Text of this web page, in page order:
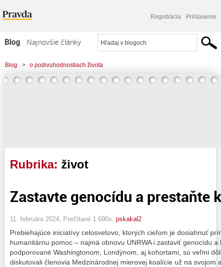
Registrácia Prihlásenie
Blog
Najnovšie články
Najčítanejšie články
Najkomentovanejšie články
Blog > o podivuhodnostiach života
Rubrika: život
Zastavte genocídu a prestaňte
11. februára 2024, Prečítané 1 690x, pskakal2
Prebiehajúce iniciatívy celosvetovo, ktorých cieľom je dosiahnuť
humanitárnu pomoc – najmä obnovu UNRWA i zastaviť genocídu
podporované Washingtonom, Londýnom, aj kohortami, sú veľmi
diskutovali členovia Medzinárodnej mierovej koalície už na